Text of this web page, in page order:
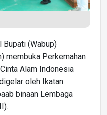
Bupati (Wabup)
membuka Perkemahan
Alam Indonesia
oleh Ikatan
binaan Lembaga